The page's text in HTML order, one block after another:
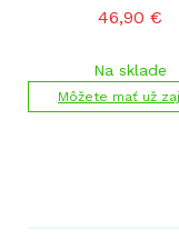
46,90 €
Na sklade
Môžete mať už